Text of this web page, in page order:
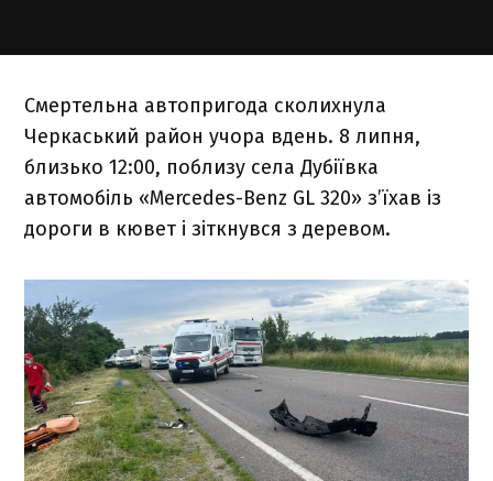
Смертельна автопригода сколихнула
Черкаський район учора вдень. 8 липня,
близько 12:00, поблизу села Дубіївка
автомобіль «Mercedes-Benz GL 320» з’їхав із
дороги в кювет і зіткнувся з деревом.